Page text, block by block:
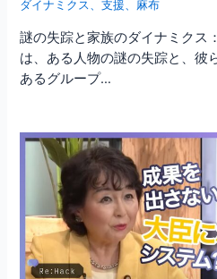
ダイナミクス、支援、 麻布
謎の失踪と家族のダイナミクス
は、ある人物の謎の失踪と、彼
あるグループ…